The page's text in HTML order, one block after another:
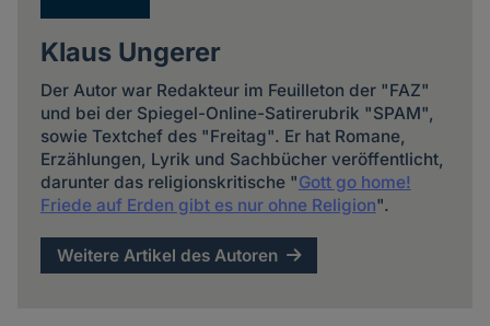
Klaus Ungerer
Der Autor war Redakteur im Feuilleton der "FAZ"
und bei der Spiegel-Online-Satirerubrik "SPAM",
sowie Textchef des "Freitag". Er hat Romane,
Erzählungen, Lyrik und Sachbücher veröffentlicht,
darunter das religionskritische "Gott go home!
Friede auf Erden gibt es nur ohne Religion".
Weitere Artikel des Autoren